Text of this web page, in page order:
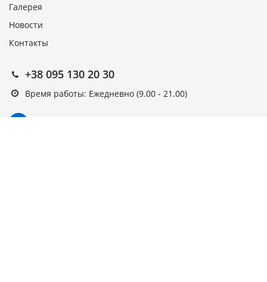
Галерея
Новости
Контакты
+38 095 130 20 30
Время работы: Ежедневно (9.00 - 21.00)